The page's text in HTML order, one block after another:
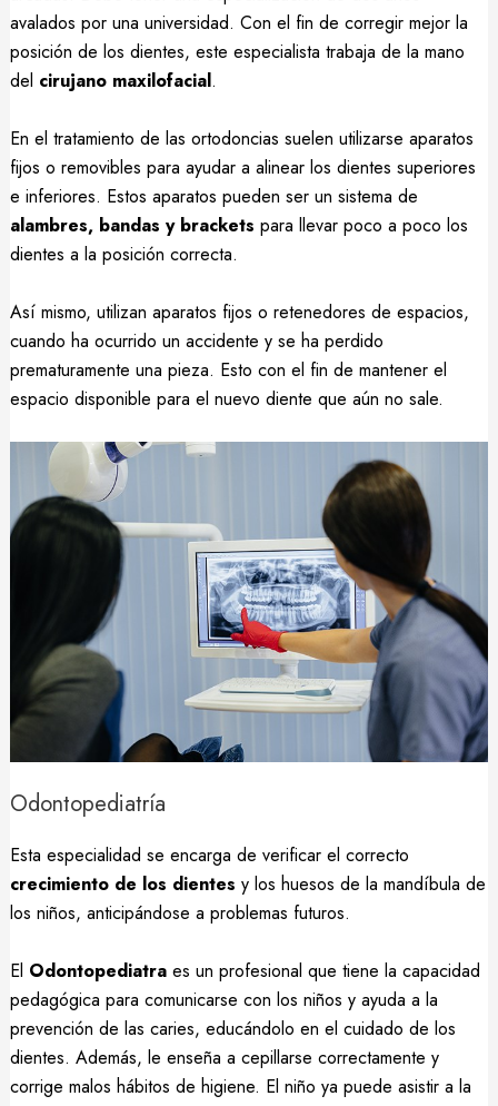
avalados por una universidad. Con el fin de corregir mejor la
posición de los dientes, este especialista trabaja de la mano
del cirujano maxilofacial.
En el tratamiento de las ortodoncias suelen utilizarse aparatos
fijos o removibles para ayudar a alinear los dientes superiores
e inferiores. Estos aparatos pueden ser un sistema de
alambres, bandas y brackets para llevar poco a poco los
dientes a la posición correcta.
Así mismo, utilizan aparatos fijos o retenedores de espacios,
cuando ha ocurrido un accidente y se ha perdido
prematuramente una pieza. Esto con el fin de mantener el
espacio disponible para el nuevo diente que aún no sale.
Odontopediatría
Esta especialidad se encarga de verificar el correcto
crecimiento de los dientes y los huesos de la mandíbula de
los niños, anticipándose a problemas futuros.
El Odontopediatraes un profesional que tiene la capacidad
pedagógica para comunicarse con los niños y ayuda a la
prevención de las caries, educándolo en el cuidado de los
dientes. Además, le enseña a cepillarse correctamente y
corrige malos hábitos de higiene. El niño ya puede asistir a la